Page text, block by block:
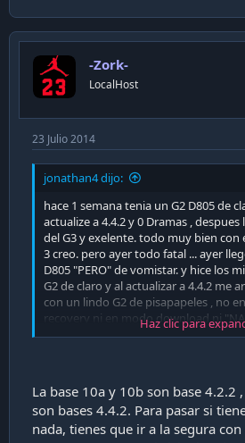
-Zork-
LocalHost
23 Julio 2014
jonathan4 dijo:
hace 1 semana tenia un G2 D805 de
actualize a 4.4.2 y 0 Dramas ,
del G3 y exelente. todo muy bien con
3 creo. pero ayer todo fatal ... ayer
D805 "PERO" de vomistar. y hice los
G2 de claro y al actualizar a 4.4.2 me
con un lindo G2 de pisapapeles , no
recovery ni en modo download ni
y les meti chamuyo y me pasaron
D80510b y creo que la de claro era
conflicto al actualizar un 10b a una
por que me paso lo que me paso ,
Haz clic para
La base 10a y 10b son base 4.2.2
son bases 4.4.2. Para pasar si
nada, tienes que ir a la segura